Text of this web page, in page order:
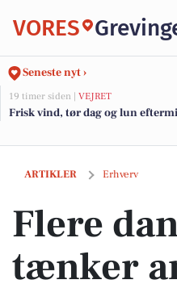
VORES
Seneste nyt ›
19 timer siden | VEJRET
Frisk vind, tør dag og lun
ARTIKLER Erhverv
Flere danskere tænker
Flere
tænker